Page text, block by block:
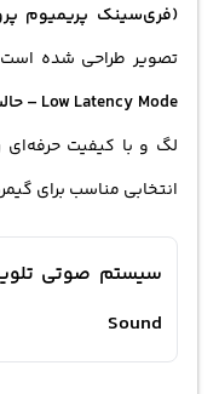
(فری‌سینک پریمیوم
تصویر طراحی شده
Low Latency Mode – حالت تأخیر کم خودکار)
لگ و با کیفیت حرفه‌ای
انتخابی مناسب برای
Sound